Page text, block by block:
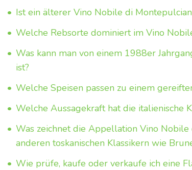
• Ist ein älterer Vino Nobile di
• Welche Rebsorte dominiert im Vino
• Was kann man von einem 1988er
ist?
• Welche Speisen passen zu einem
• Welche Aussagekraft hat die italienische
• Was zeichnet die Appellation Vino
anderen toskanischen Klassikern wie
• Wie prüfe, kaufe oder verkaufe ich eine